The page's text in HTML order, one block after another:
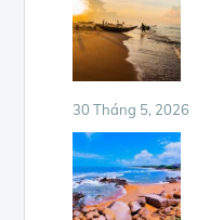
30 Tháng 5, 2026